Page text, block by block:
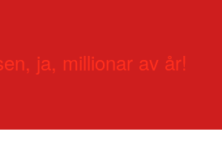
ja, millionar av år!